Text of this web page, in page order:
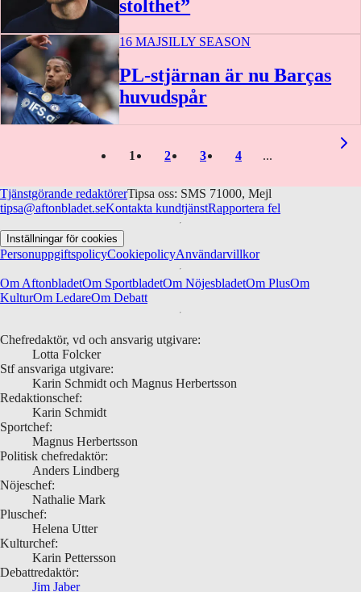
stolthet”
16 MAJSILLY SEASON
PL-stjärnan är nu Barças
huvudspår
1 2 3 4
Tjänstgörande redaktörerTipsa oss: SMS 71000, Mejl
tipsa@aftonbladet.seKontakta kundtjänstRapportera fel
Inställningar för cookies
PersonuppgiftspolicyCookiepolicyAnvändarvillkor
Om AftonbladetOm SportbladetOm NöjesbladetOm PlusOm
KulturOm LedareOm Debatt
Chefredaktör, vd och ansvarig utgivare:
Lotta Folcker
Stf ansvariga utgivare:
Karin Schmidt och Magnus Herbertsson
Redaktionschef:
Karin Schmidt
Sportchef:
Magnus Herbertsson
Politisk chefredaktör:
Anders Lindberg
Nöjeschef:
Nathalie Mark
Pluschef:
Helena Utter
Kulturchef:
Karin Pettersson
Debattredaktör:
Jim Jaber